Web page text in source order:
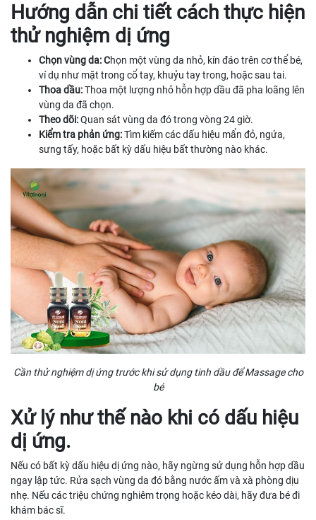
Hướng dẫn chi tiết cách thực hiện
thử nghiệm dị ứng
Chọn vùng da: Chọn một vùng da nhỏ, kín đáo trên cơ thể bé,
ví dụ như mặt trong cổ tay, khuỷu tay trong, hoặc sau tai.
Thoa dầu:Thoa một lượng nhỏ hỗn hợp dầu đã pha loãng lên
vùng da đã chọn.
Theo dõi:Quan sát vùng da đó trong vòng 24 giờ.
Kiểm tra phản ứng:Tìm kiếm các dấu hiệu mẩn đỏ, ngứa,
sưng tấy, hoặc bất kỳ dấu hiệu bất thường nào khác.
Cần thử nghiệm dị ứng trước khi sử dụng tinh dầu để Massage cho
bé
Xử lý như thế nào khi có dấu hiệu
dị ứng.
Nếu có bất kỳ dấu hiệu dị ứng nào, hãy ngừng sử dụng hỗn hợp dầu
ngay lập tức. Rửa sạch vùng da đó bằng nước ấm và xà phòng dịu
nhẹ. Nếu các triệu chứng nghiêm trọng hoặc kéo dài, hãy đưa bé đi
khám bác sĩ.